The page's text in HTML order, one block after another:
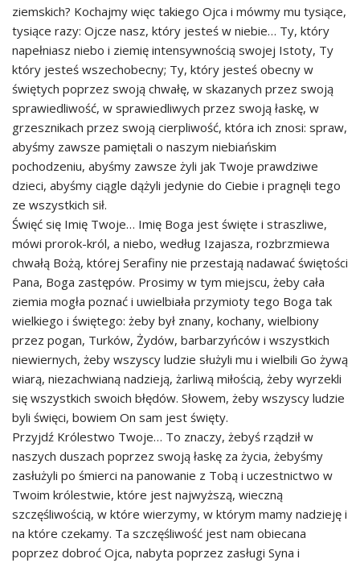
ziemskich? Kochajmy więc takiego Ojca i mówmy mu tysiące,
tysiące razy: Ojcze nasz, który jesteś w niebie… Ty, który
napełniasz niebo i ziemię intensywnością swojej Istoty, Ty
który jesteś wszechobecny; Ty, który jesteś obecny w
świętych poprzez swoją chwałę, w skazanych przez swoją
sprawiedliwość, w sprawiedliwych przez swoją łaskę, w
grzesznikach przez swoją cierpliwość, która ich znosi: spraw,
abyśmy zawsze pamiętali o naszym niebiańskim
pochodzeniu, abyśmy zawsze żyli jak Twoje prawdziwe
dzieci, abyśmy ciągle dążyli jedynie do Ciebie i pragnęli tego
ze wszystkich sił.
Święć się Imię Twoje… Imię Boga jest święte i straszliwe,
mówi prorok-król, a niebo, według Izajasza, rozbrzmiewa
chwałą Bożą, której Serafiny nie przestają nadawać świętości
Pana, Boga zastępów. Prosimy w tym miejscu, żeby cała
ziemia mogła poznać i uwielbiała przymioty tego Boga tak
wielkiego i świętego: żeby był znany, kochany, wielbiony
przez pogan, Turków, Żydów, barbarzyńców i wszystkich
niewiernych, żeby wszyscy ludzie służyli mu i wielbili Go żywą
wiarą, niezachwianą nadzieją, żarliwą miłością, żeby wyrzekli
się wszystkich swoich błędów. Słowem, żeby wszyscy ludzie
byli święci, bowiem On sam jest święty.
Przyjdź Królestwo Twoje… To znaczy, żebyś rządził w
naszych duszach poprzez swoją łaskę za życia, żebyśmy
zasłużyli po śmierci na panowanie z Tobą i uczestnictwo w
Twoim królestwie, które jest najwyższą, wieczną
szczęśliwością, w które wierzymy, w którym mamy nadzieję i
na które czekamy. Ta szczęśliwość jest nam obiecana
poprzez dobroć Ojca, nabyta poprzez zasługi Syna i